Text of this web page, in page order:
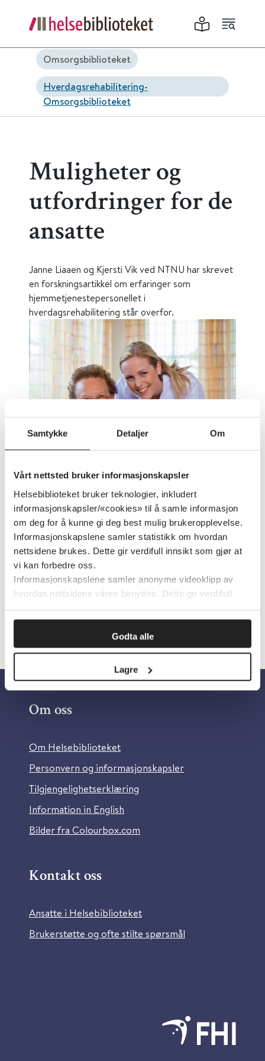
Samtykke Detaljer Om
Vårt nettsted bruker informasjonskapsler
Helsebiblioteket bruker teknologier, inkludert
informasjonskapsler/«cookies» til å samle informasjon
om deg for å kunne gi deg best mulig brukeropplevelse.
Informasjonskapslene samler statistikk om hvordan
nettsidene brukes. Dette gir verdifull innsikt som gjør at
vi kan forbedre oss.
Informasjonskapslene samler anonyme videoklipp av
hvordan nettsidene våres benyttes. Dette gir verdifull
innsikt som gjør at vi kan forbedre oss.
Godta alle
Lagre
Omsorgsbiblioteket
Hverdagsrehabilitering-
Omsorgsbiblioteket
Muligheter og
utfordringer for de
ansatte
Janne Liaaen og Kjersti Vik ved NTNU har skrevet
en forskningsartikkel om erfaringer som
hjemmetjenestepersonellet i
hverdagsrehabilitering står overfor.
Publisert 24. februar 2020|Sist oppdatert 24.
februar 2020
Klikk her for å lese artikkelen.
Skriv ut
Om oss
Om Helsebiblioteket
Personvern og informasjonskapsler
Tilgjengelighetserklæring
Information in English
Bilder fra Colourbox.com
Kontakt oss
Ansatte i Helsebiblioteket
Brukerstøtte og ofte stilte spørsmål